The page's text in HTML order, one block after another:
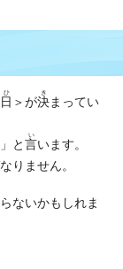
日
ひ
＞が決
き
まってい
」と 言
い
います。
りません。
ないかもしれま